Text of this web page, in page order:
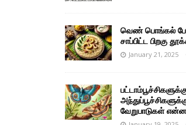
வெண் பொங்கல்
சாப்பிட்ட பிறகு
January 21, 2025
வேறுபாடுகள்